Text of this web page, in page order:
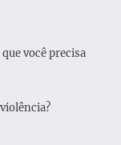
você precisa